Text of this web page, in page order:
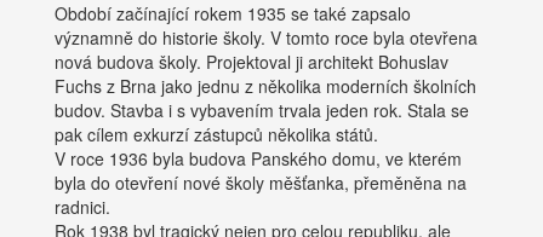
Období začínající rokem 1935 se také zapsalo
významně do historie školy. V tomto roce byla otevřena
nová budova školy. Projektoval ji architekt Bohuslav
Fuchs z Brna jako jednu z několika moderních školních
budov. Stavba i s vybavením trvala jeden rok. Stala se
pak cílem exkurzí zástupců několika států.
V roce 1936 byla budova Panského domu, ve kterém
byla do otevření nové školy měšťanka, přeměněna na
radnici.
Rok 1938 byl tragický nejen pro celou republiku, ale